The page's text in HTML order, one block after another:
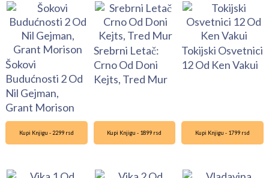
Šokovi
Budućnosti 2 Od
Nil Gejman,
Grant Morison
Srebrni Letač:
Crno Od Doni
Kejts, Tred Mur
Tokijski Osvetnici
12 Od Ken Vakui
Kupi Knjigu - 2299 rsd Kupi Knjigu - 1899 rsd Kupi Knjigu - 1799 rsd